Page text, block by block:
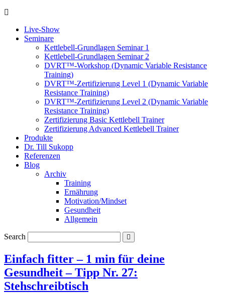
Live-Show
Seminare
Kettlebell-Grundlagen Seminar 1
Kettlebell-Grundlagen Seminar 2
DVRT™-Workshop (Dynamic Variable Resistance
Training)
DVRT™-Zertifizierung Level 1 (Dynamic Variable
Resistance Training)
DVRT™-Zertifizierung Level 2 (Dynamic Variable
Resistance Training)
Zertifizierung Basic Kettlebell Trainer
Zertifizierung Advanced Kettlebell Trainer
Produkte
Dr. Till Sukopp
Referenzen
Blog
Archiv
Training
Ernährung
Motivation/Mindset
Gesundheit
Allgemein
Search
Einfach fitter – 1 min für deine
Gesundheit – Tipp Nr. 27:
Stehschreibtisch